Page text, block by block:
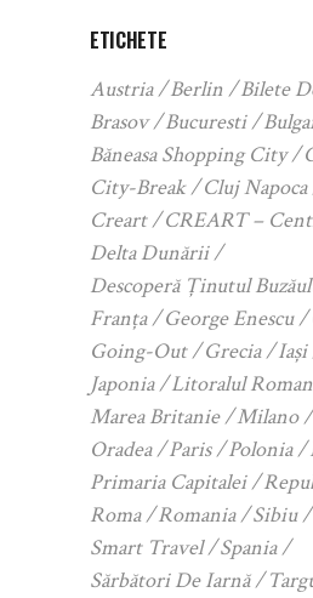
ETICHETE
Austria Berlin
Bilete
Brasov
Bucuresti
Băneasa Shopping City
City-Break
Cluj Napoca
Creart
CREART –
Delta Dunării
Descoperă Ținutul
Franța
George Enescu
Going-Out
Grecia Iași
Japonia
Litoralul
Marea Britanie
Milano
Oradea
Paris Polonia
Primaria Capitalei
Roma
Romania Sibiu
Smart Travel
Spania
Sărbători De Iarnă